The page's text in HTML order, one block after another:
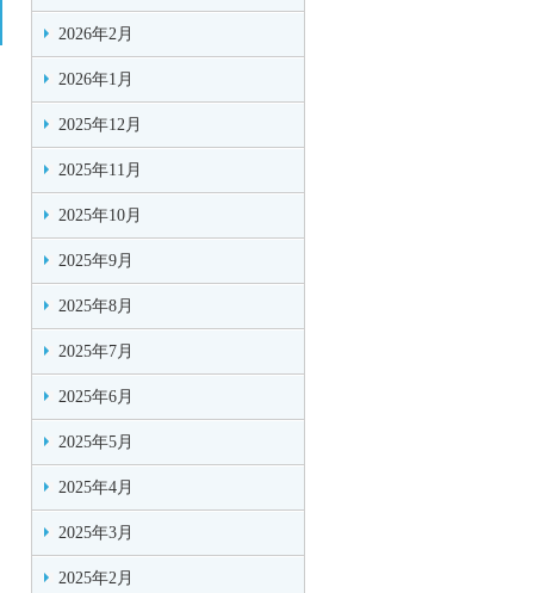
2026年2月
2026年1月
2025年12月
2025年11月
2025年10月
2025年9月
2025年8月
2025年7月
2025年6月
2025年5月
2025年4月
2025年3月
2025年2月